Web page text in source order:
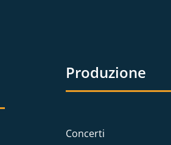
Produzione
Concerti